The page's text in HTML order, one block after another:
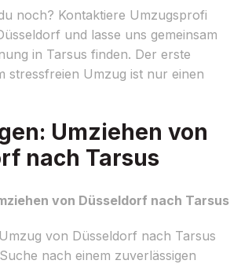
noch? Kontaktiere Umzugsprofi
und lasse uns gemeinsam
in Tarsus finden. Der erste
stressfreien Umzug ist nur einen
Umziehen von
nach Tarsus
von Düsseldorf nach Tarsus
von Düsseldorf nach Tarsus
nach einem zuverlässigen